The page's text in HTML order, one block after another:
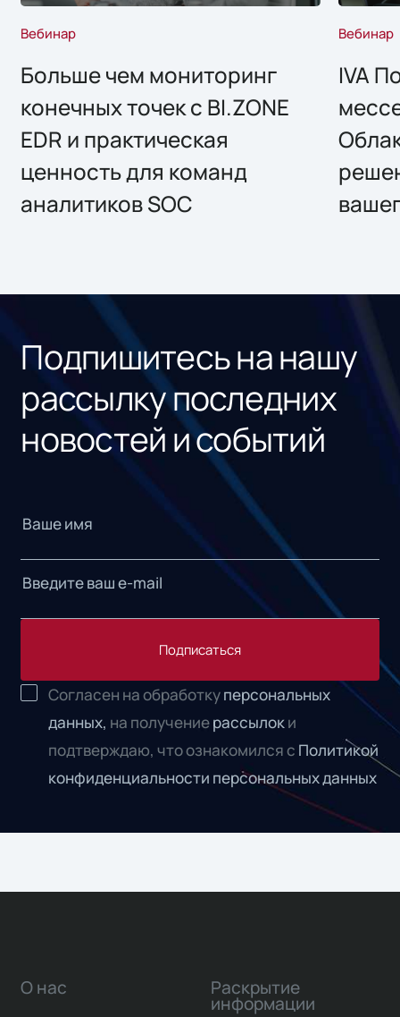
Вебинар
Больше чем мониторинг
конечных точек с BI.ZONE
EDR и практическая
ценность для команд
аналитиков SOC
Вебинар
IVA
Подпишитесь на нашу
рассылку последних
новостей и событий
Подписаться
Согласен на обработкуперсональных
данных, на получениерассылоки
подтверждаю, что ознакомился с Политикой
конфиденциальности персональных данных
О нас Раскрытие
информации